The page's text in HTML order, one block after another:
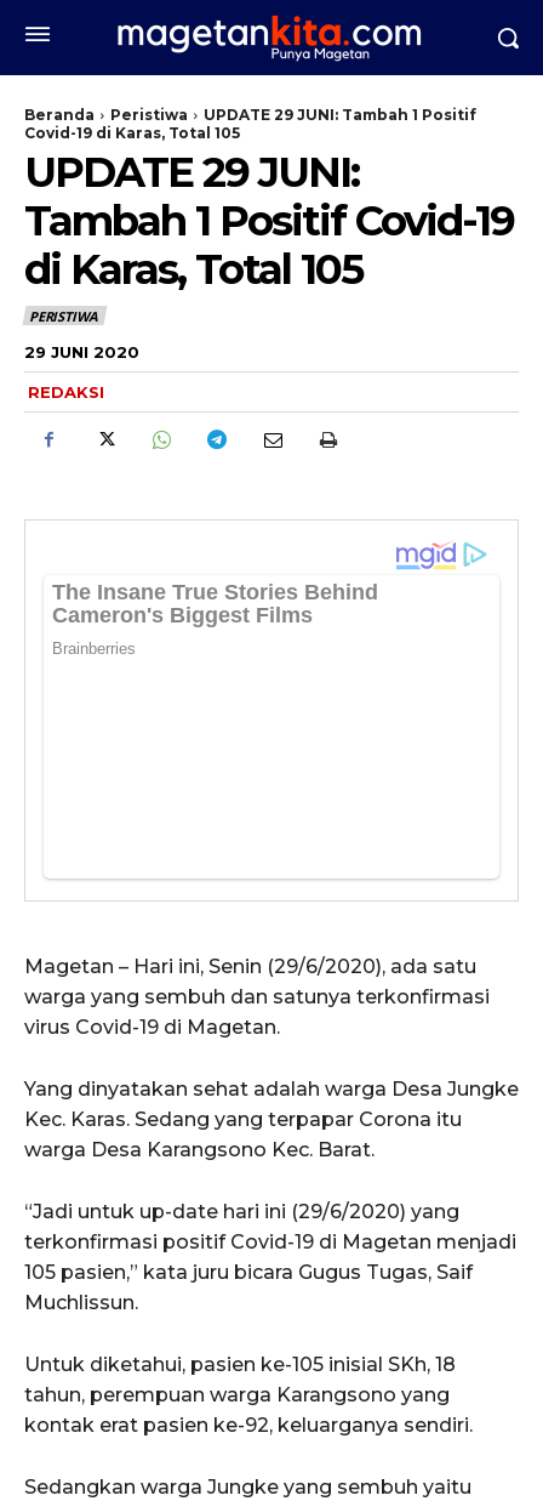
Beranda Peristiwa
UPDATE 29 JUNI: Tambah 1 Positif
Covid-19 di Karas, Total 105
UPDATE 29 JUNI:
Tambah 1 Positif Covid-19
di Karas, Total 105
PERISTIWA
29 JUNI 2020
REDAKSI
Magetan – Hari ini, Senin (29/6/2020), ada satu
warga yang sembuh dan satunya terkonfirmasi
virus Covid-19 di Magetan.
Yang dinyatakan sehat adalah warga Desa Jungke
Kec. Karas. Sedang yang terpapar Corona itu
warga Desa Karangsono Kec. Barat.
“Jadi untuk up-date hari ini (29/6/2020) yang
terkonfirmasi positif Covid-19 di Magetan menjadi
105 pasien,” kata juru bicara Gugus Tugas, Saif
Muchlissun.
Untuk diketahui, pasien ke-105 inisial SKh, 18
tahun, perempuan warga Karangsono yang
kontak erat pasien ke-92, keluarganya sendiri.
Sedangkan warga Jungke yang sembuh yaitu